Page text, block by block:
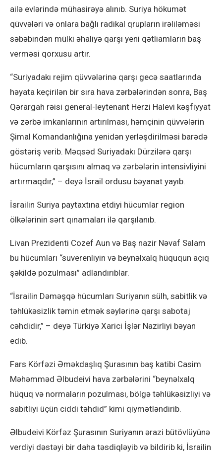
ailə evlərində mühasirəyə alınıb. Suriya hökumət
qüvvələri və onlara bağlı radikal qrupların irəliləməsi
səbəbindən mülki əhaliyə qarşı yeni qətliamların baş
verməsi qorxusu artır.
“Suriyadakı rejim qüvvələrinə qarşı gecə saatlarında
həyata keçirilən bir sıra hava zərbələrindən sonra, Baş
Qərargah rəisi general-leytenant Herzi Halevi kəşfiyyat
və zərbə imkanlarının artırılması, həmçinin qüvvələrin
Şimal Komandanlığına yenidən yerləşdirilməsi barədə
göstəriş verib. Məqsəd Suriyadakı Dürzilərə qarşı
hücumların qarşısını almaq və zərbələrin intensivliyini
artırmaqdır,” – deyə İsrail ordusu bəyanat yayıb.
İsrailin Suriya paytaxtına etdiyi hücumlar region
ölkələrinin sərt qınamaları ilə qarşılanıb.
Livan Prezidenti Cozef Aun və Baş nazir Nəvaf Salam
bu hücumları “suverenliyin və beynəlxalq hüququn açıq
şəkildə pozulması” adlandırıblar.
“İsrailin Dəməşqə hücumları Suriyanın sülh, sabitlik və
təhlükəsizlik təmin etmək səylərinə qarşı sabotaj
cəhdidir,” – deyə Türkiyə Xarici İşlər Nazirliyi bəyan
edib.
Fars Körfəzi Əməkdaşlıq Şurasının baş katibi Casim
Məhəmməd Əlbudeivi hava zərbələrini “beynəlxalq
hüquq və normaların pozulması, bölgə təhlükəsizliyi və
sabitliyi üçün ciddi təhdid” kimi qiymətləndirib.
Əlbudeivi Körfəz Şurasının Suriyanın ərazi bütövlüyünə
verdiyi dəstəyi bir daha təsdiqləyib və bildirib ki, İsrailin